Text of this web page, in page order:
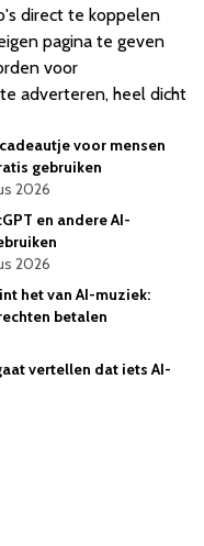
direct te koppelen
pagina te geven
voor
adverteren, heel dicht
voor mensen
gebruiken
2026
en andere AI-
2026
het van AI-muziek:
betalen
vertellen dat iets AI-